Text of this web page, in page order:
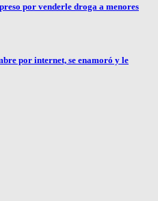
por venderle droga a menores
por internet, se enamoró y le